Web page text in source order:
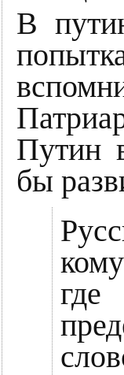
В
Путин
бы